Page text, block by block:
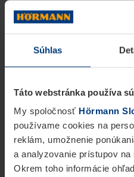
Súhlas
Táto webstránka používa
My spoločnosť Hörmann
používame cookies na
reklám, umožnenie
a analyzovanie prístupov
Okrem toho informácie